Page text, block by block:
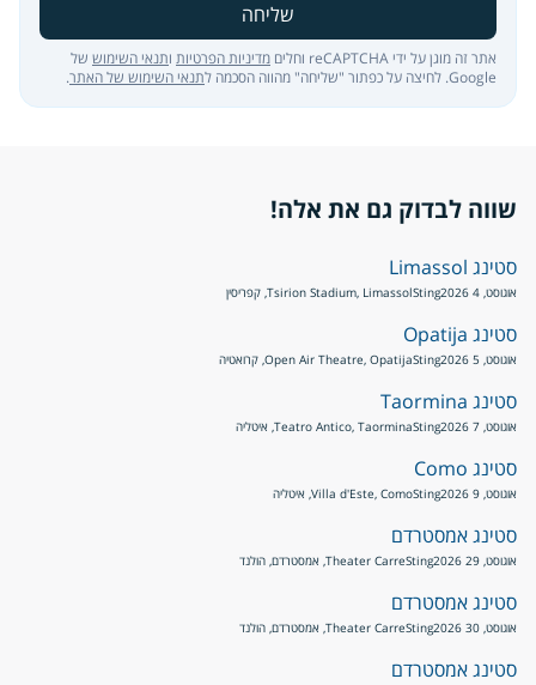
שליחה
אתר זה מוגן על ידי reCAPTCHA וחלים מדיניות הפרטיות ותנאי השימוש של
Google. לחיצה על כפתור "שליחה" מהווה הסכמה ל
תנאי השימוש של האתר.
שווה לבדוק גם את אלה!
סטינג Limassol
אוגוסט, 4 2026 StingTsirion Stadium, Limassol, קפריסין
סטינג Opatija
אוגוסט, 5 2026 StingOpen Air Theatre, Opatija, קרואטיה
סטינג Taormina
אוגוסט, 7 2026 StingTeatro Antico, Taormina, איטליה
סטינג Como
אוגוסט, 9 2026 StingVilla d'Este, Como, איטליה
סטינג אמסטרדם
אוגוסט, 29 2026 StingTheater Carre, אמסטרדם, הולנד
סטינג אמסטרדם
אוגוסט, 30 2026 StingTheater Carre, אמסטרדם, הולנד
סטינג אמסטרדם